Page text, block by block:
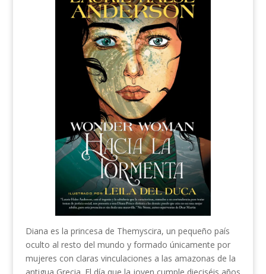
Diana es la princesa de Themyscira, un pequeño país
oculto al resto del mundo y formado únicamente por
mujeres con claras vinculaciones a las amazonas de la